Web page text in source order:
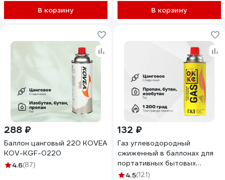
В корзину В корзину
288 ₽
Баллон цанговый 220 KOVEA
KOV-KGF-0220
4.6(87)
132 ₽
Газ углеводородный
сжиженный в баллонах для
портативных бытовых
газовых приборов OKKE
4.5(121)